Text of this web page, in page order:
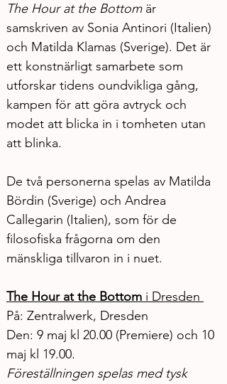
The Hour at the Bottom är
samskriven av Sonia Antinori (Italien)
och Matilda Klamas (Sverige). Det är
ett konstnärligt samarbete som
utforskar tidens oundvikliga gång,
kampen för att göra avtryck och
modet att blicka in i tomheten utan
att blinka.
De två personerna spelas av Matilda
Bördin (Sverige) och Andrea
Callegarin (Italien), som för de
filosofiska frågorna om den
mänskliga tillvaron in i nuet.
The Hour at the Bottom i Dresden
På: Zentralwerk, Dresden
Den: 9 maj kl 20.00 (Premiere) och 10
maj kl 19.00.
Föreställningen spelas med tysk